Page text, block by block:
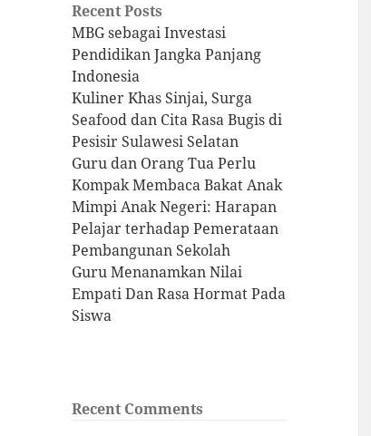
Recent Posts
MBG sebagai Investasi
Pendidikan Jangka Panjang
Indonesia
Kuliner Khas Sinjai, Surga
Seafood dan Cita Rasa Bugis di
Pesisir Sulawesi Selatan
Guru dan Orang Tua Perlu
Kompak Membaca Bakat Anak
Mimpi Anak Negeri: Harapan
Pelajar terhadap Pemerataan
Pembangunan Sekolah
Guru Menanamkan Nilai
Empati Dan Rasa Hormat Pada
Siswa
Recent Comments